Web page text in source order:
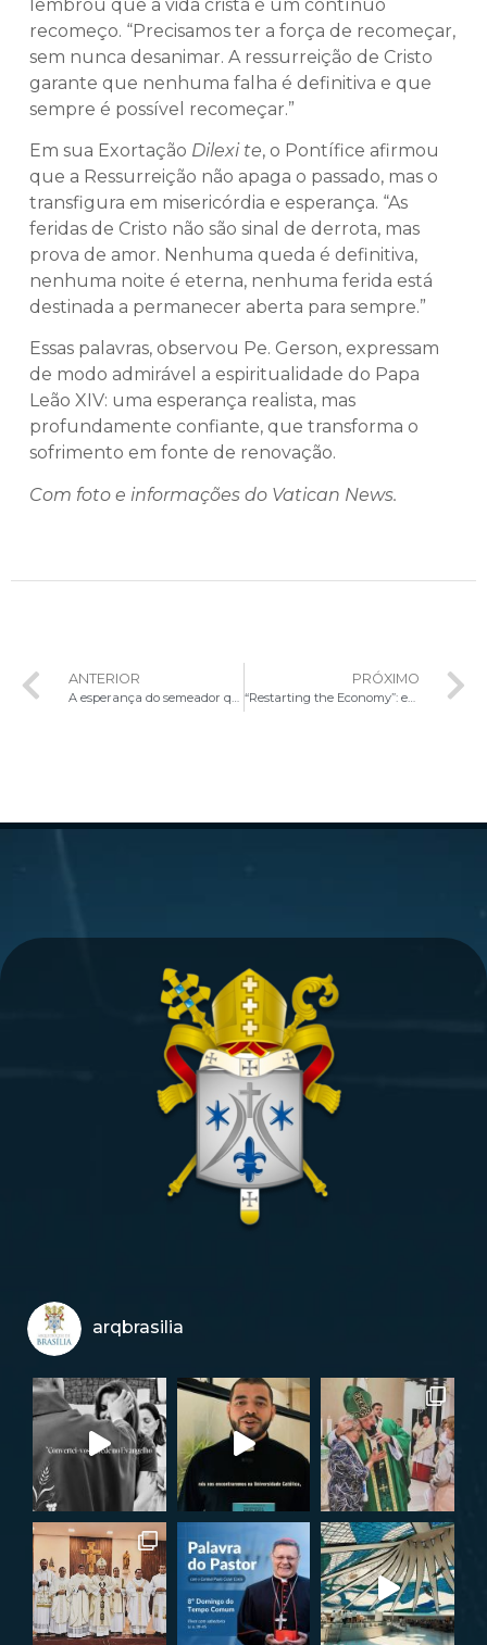
lembrou que a vida cristã é um contínuo
recomeço. “Precisamos ter a força de recomeçar,
sem nunca desanimar. A ressurreição de Cristo
garante que nenhuma falha é definitiva e que
sempre é possível recomeçar.”
Em sua Exortação Dilexi te, o Pontífice afirmou
que a Ressurreição não apaga o passado, mas o
transfigura em misericórdia e esperança. “As
feridas de Cristo não são sinal de derrota, mas
prova de amor. Nenhuma queda é definitiva,
nenhuma noite é eterna, nenhuma ferida está
destinada a permanecer aberta para sempre.”
Essas palavras, observou Pe. Gerson, expressam
de modo admirável a espiritualidade do Papa
Leão XIV: uma esperança realista, mas
profundamente confiante, que transforma o
sofrimento em fonte de renovação.
Com foto e informações do Vatican News.
ANTERIOR
A esperança do semeador que lança a semente com generosidade
PRÓXIMO
“Restarting the Economy”: encontro global refletiu sobre o retorno a uma “economia do suficiente”
arqbrasilia